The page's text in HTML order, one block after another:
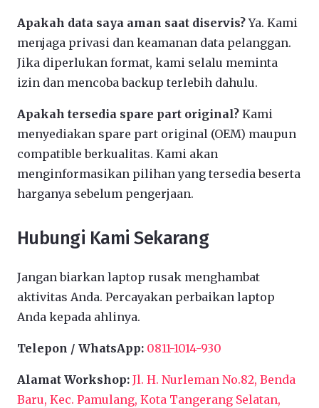
Apakah data saya aman saat diservis?Ya. Kami
menjaga privasi dan keamanan data pelanggan.
Jika diperlukan format, kami selalu meminta
izin dan mencoba backup terlebih dahulu.
Apakah tersedia spare part original? Kami
menyediakan spare part original (OEM) maupun
compatible berkualitas. Kami akan
menginformasikan pilihan yang tersedia beserta
harganya sebelum pengerjaan.
Hubungi Kami Sekarang
Jangan biarkan laptop rusak menghambat
aktivitas Anda. Percayakan perbaikan laptop
Anda kepada ahlinya.
Telepon / WhatsApp: 0811-1014-930
Alamat Workshop: Jl. H. Nurleman No.82, Benda
Baru, Kec. Pamulang, Kota Tangerang Selatan,